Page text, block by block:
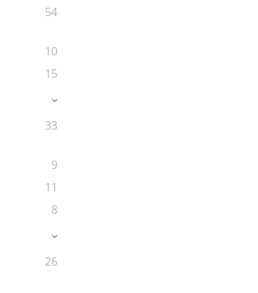
54
10
15
33
9
11
8
26